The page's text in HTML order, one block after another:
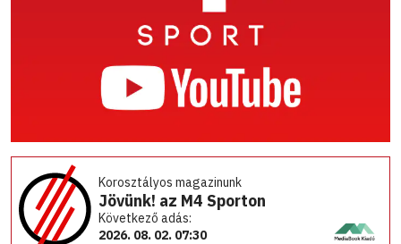
Korosztályos magazinunk
Jövünk! az M4 Sporton
Következő adás:
2026. 08. 02. 07:30